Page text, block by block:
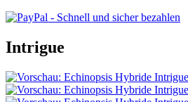
Intrigue